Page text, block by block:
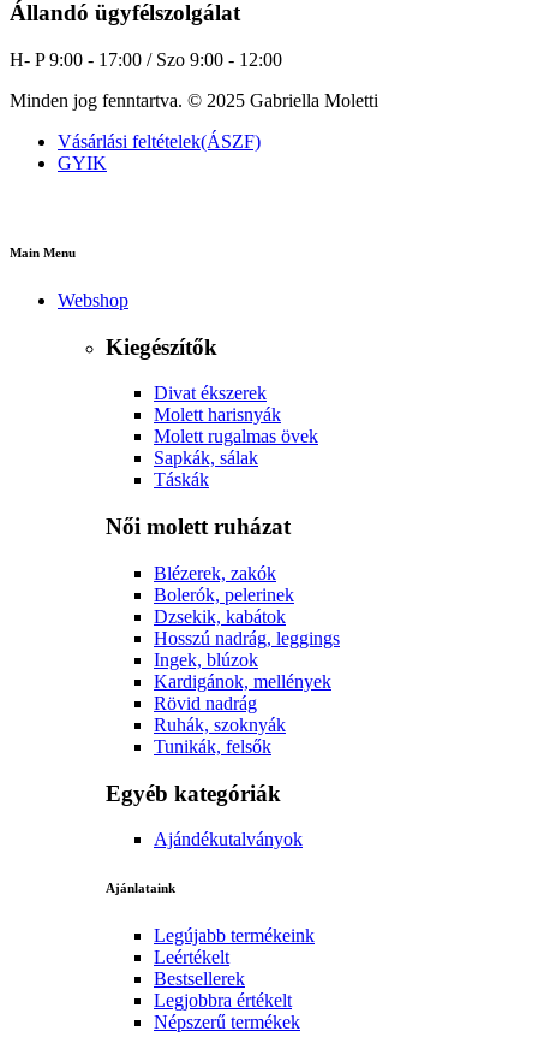
Állandó ügyfélszolgálat
H- P 9:00 - 17:00 / Szo 9:00 - 12:00
Minden jog fenntartva. © 2025 Gabriella Moletti
Vásárlási feltételek(ÁSZF)
GYIK
Main Menu
Webshop
Kiegészítők
Divat ékszerek
Molett harisnyák
Molett rugalmas övek
Sapkák, sálak
Táskák
Női molett ruházat
Blézerek, zakók
Bolerók, pelerinek
Dzsekik, kabátok
Hosszú nadrág, leggings
Ingek, blúzok
Kardigánok, mellények
Rövid nadrág
Ruhák, szoknyák
Tunikák, felsők
Egyéb kategóriák
Ajándékutalványok
Ajánlataink
Legújabb termékeink
Leértékelt
Bestsellerek
Legjobbra értékelt
Népszerű termékek